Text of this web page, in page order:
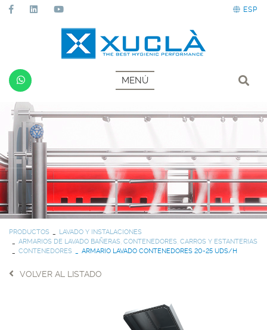
ESP
MENÚ
PRODUCTOS
LAVADO Y INSTALACIONES
ARMARIOS DE LAVADO BAÑERAS, CONTENEDORES, CARROS Y ESTANTERIAS
CONTENEDORES
ARMARIO LAVADO CONTENEDORES 20-25 UDS/H
VOLVER AL LISTADO